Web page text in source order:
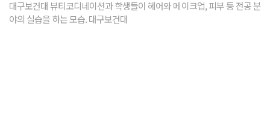
대구보건대 뷰티코디네이션과 학생들이 헤어와 메이크업, 피부 등 전공 분
야의 실습을 하는 모습. 대구보건대